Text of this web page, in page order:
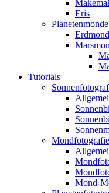
Eris
Planetenmonde
Erdmond
Tutorials
Mondfotografie
Mond-